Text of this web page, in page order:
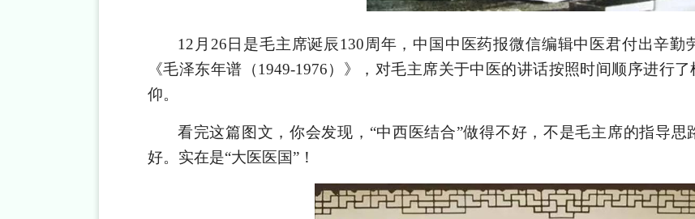
12 月 26 日是毛主席诞辰130周年，中国中医药报微信编辑中医君付出辛勤
《毛泽东年谱（1949-1976）》，对毛主席关于中医的讲话按照时间顺序进行
仰。
看完这篇图文，你会发现， “中西医结合”做得不好，不是毛主席的指导
好。实在是“大医医国”！